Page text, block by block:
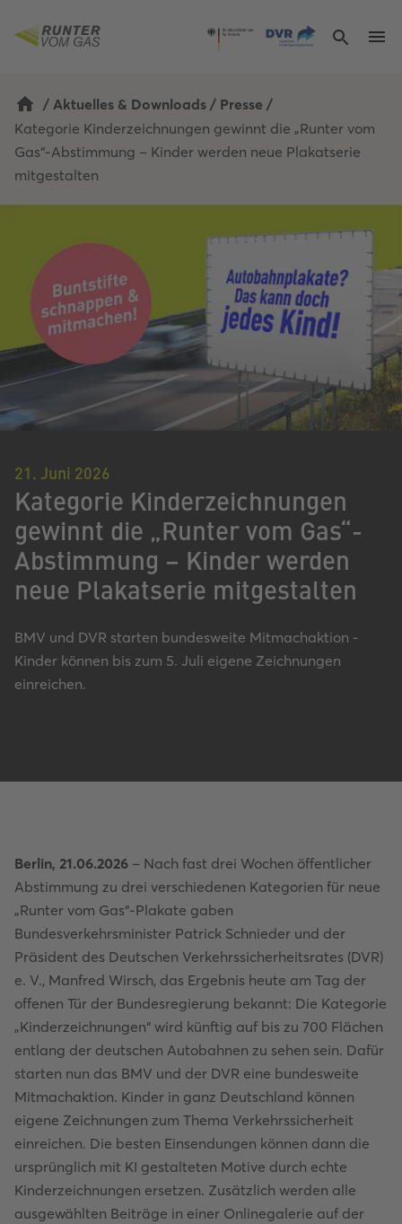
/ Aktuelles & Downloads / Presse /
Kategorie Kinderzeichnungen gewinnt die „Runter vom
Gas“-Abstimmung – Kinder werden neue Plakatserie
mitgestalten
21. Juni 2026
Kategorie Kinderzeichnungen
gewinnt die „Runter vom Gas“-
Abstimmung – Kinder werden
neue Plakatserie mitgestalten
BMV und DVR starten bundesweite Mitmachaktion -
Kinder können bis zum 5. Juli eigene Zeichnungen
einreichen.
Berlin, 21.06.2026 – Nach fast drei Wochen öffentlicher
Abstimmung zu drei verschiedenen Kategorien für neue
„Runter vom Gas“-Plakate gaben
Bundesverkehrsminister Patrick Schnieder und der
Präsident des Deutschen Verkehrssicherheitsrates (DVR)
e. V., Manfred Wirsch, das Ergebnis heute am Tag der
offenen Tür der Bundesregierung bekannt: Die Kategorie
„Kinderzeichnungen“ wird künftig auf bis zu 700 Flächen
entlang der deutschen Autobahnen zu sehen sein. Dafür
starten nun das BMV und der DVR eine bundesweite
Mitmachaktion. Kinder in ganz Deutschland können
eigene Zeichnungen zum Thema Verkehrssicherheit
einreichen. Die besten Einsendungen können dann die
ursprünglich mit KI gestalteten Motive durch echte
Kinderzeichnungen ersetzen. Zusätzlich werden alle
ausgewählten Beiträge in einer Onlinegalerie auf der